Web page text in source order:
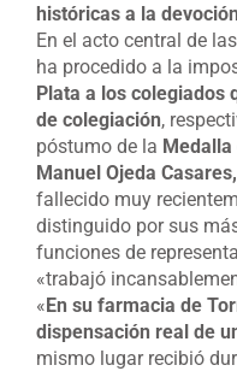
históricas a la
En el acto central de
ha procedido a la
Plata a los colegiados
de colegiación,
póstumo de la Medalla
Manuel Ojeda Casares,
fallecido muy
distinguido por sus
funciones de
«trabajó
«En su farmacia de
dispensación real de
mismo lugar recibió